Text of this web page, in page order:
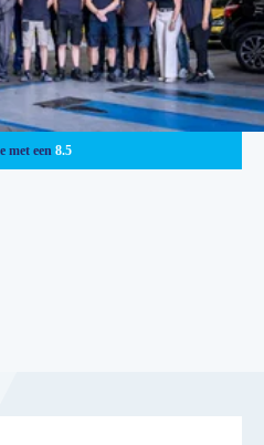
met een 8.5